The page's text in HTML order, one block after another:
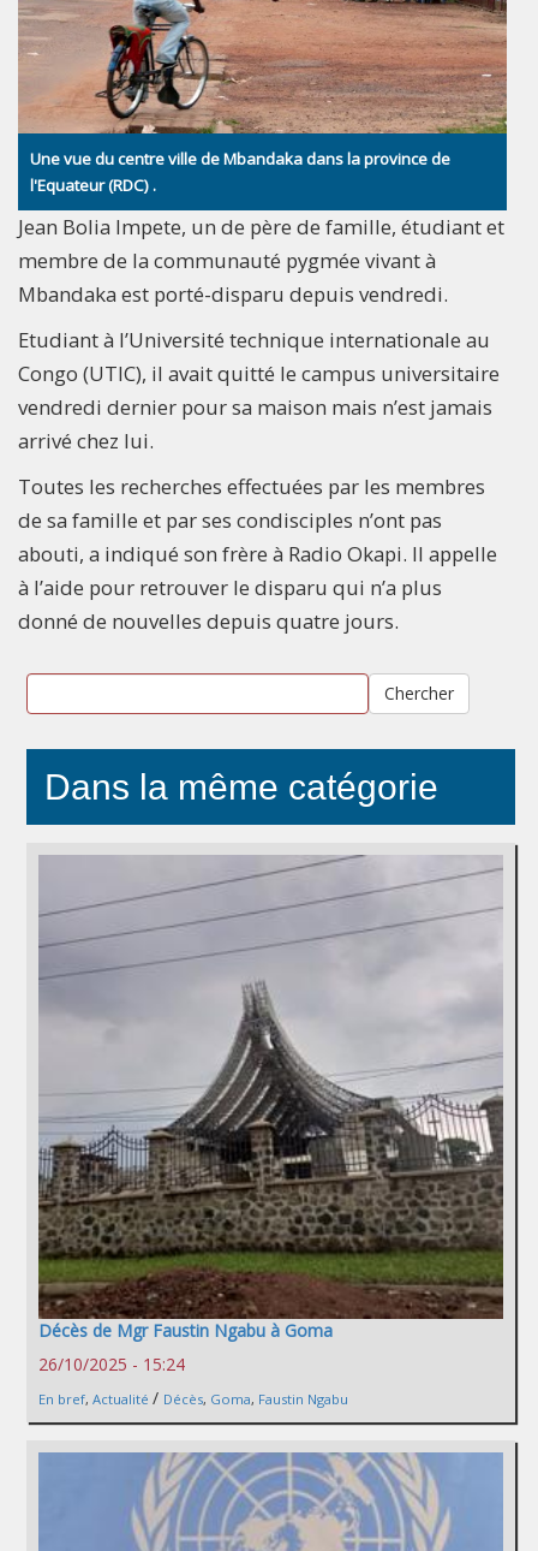
Une vue du centre ville de Mbandaka dans la province de
l'Equateur (RDC) .
Jean Bolia Impete, un de père de famille, étudiant et
membre de la communauté pygmée vivant à
Mbandaka est porté-disparu depuis vendredi.
Etudiant à l’Université technique internationale au
Congo (UTIC), il avait quitté le campus universitaire
vendredi dernier pour sa maison mais n’est jamais
arrivé chez lui.
Toutes les recherches effectuées par les membres
de sa famille et par ses condisciples n’ont pas
abouti, a indiqué son frère à Radio Okapi. Il appelle
à l’aide pour retrouver le disparu qui n’a plus
donné de nouvelles depuis quatre jours.
Chercher
Dans la même catégorie
Décès de Mgr Faustin Ngabu à Goma
26/10/2025 - 15:24
En bref, Actualité / Décès, Goma, Faustin Ngabu